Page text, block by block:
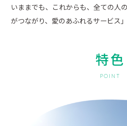
いままでも、これからも、全ての人の
がつながり、愛のあふれるサービス
特色
POINT